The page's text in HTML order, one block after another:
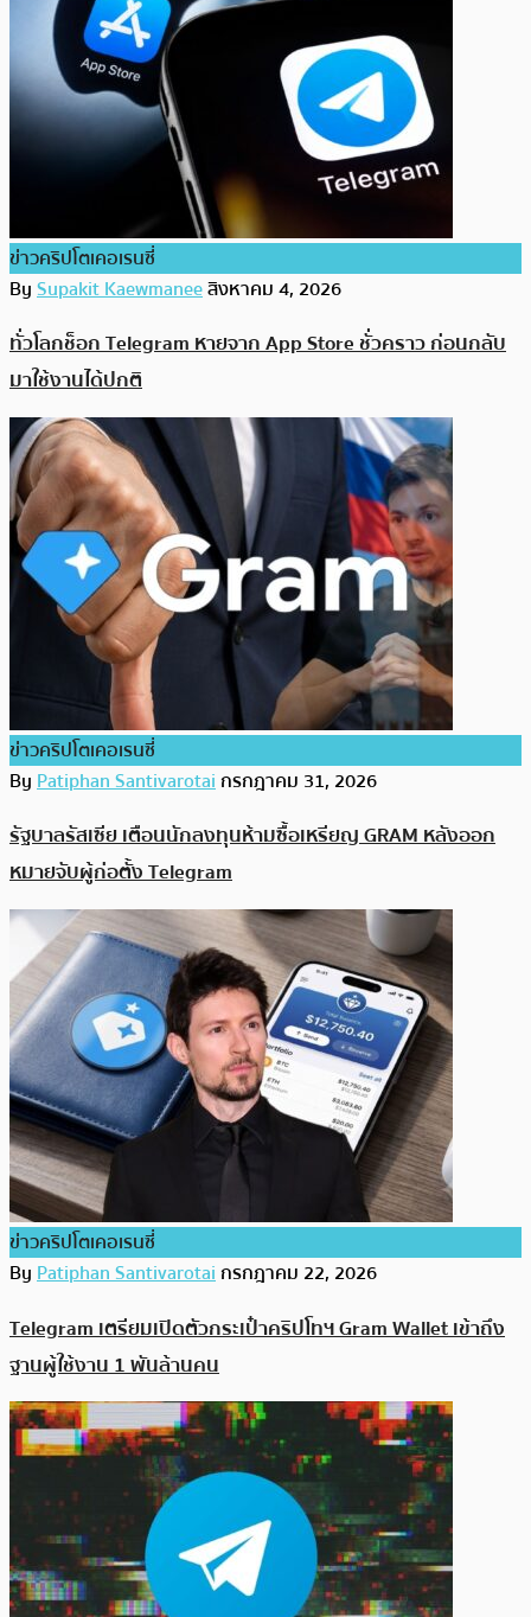
ข่าวคริปโตเคอเรนซี่
BySupakit Kaewmaneeสิงหาคม 4, 2026
ทั่วโลกช็อก Telegram หายจาก App Store ชั่วคราว ก่อนกลับ
มาใช้งานได้ปกติ
ข่าวคริปโตเคอเรนซี่
ByPatiphan Santivarotaiกรกฎาคม 31, 2026
รัฐบาลรัสเซีย เตือนนักลงทุนห้ามซื้อเหรียญ GRAM หลังออก
หมายจับผู้ก่อตั้ง Telegram
ข่าวคริปโตเคอเรนซี่
ByPatiphan Santivarotaiกรกฎาคม 22, 2026
Telegram เตรียมเปิดตัวกระเป๋าคริปโทฯ Gram Wallet เข้าถึง
ฐานผู้ใช้งาน 1 พันล้านคน